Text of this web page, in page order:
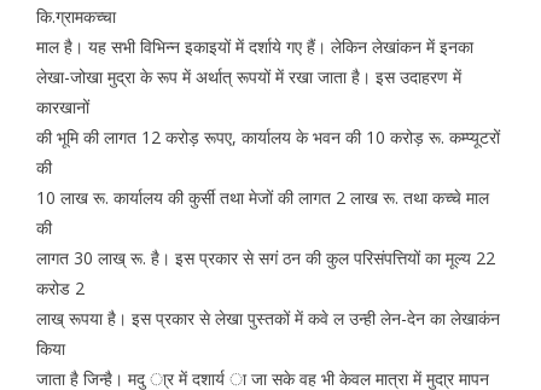
कि.ग्रामकच्चा
माल है। यह सभी विभिन्न इकाइयों में दर्शाये गए हैं। लेकिन लेखांकन में इनका
लेखा-जोखा मुद्रा के रूप में अर्थात् रूपयों में रखा जाता है। इस उदाहरण में
कारखानों
की भूमि की लागत 12 करोड़ रूपए, कार्यालय के भवन की 10 करोड़ रू. कम्प्यूटरों
की
10 लाख रू. कार्यालय की कुर्सी तथा मेजों की लागत 2 लाख रू. तथा कच्चे माल
की
लागत 30 लाख् रू. है। इस प्रकार से सगं ठन की कुल परिसंपत्तियों का मूल्य 22
करोड 2
लाख् रूपया है। इस प्रकार से लेखा पुस्तकों में कवे ल उन्ही लेन-देन का लेखाकंन
किया
जाता है जिन्है। मदु ा्र में दशार्य ा जा सके वह भी केवल मात्रा में मुदा्र मापन